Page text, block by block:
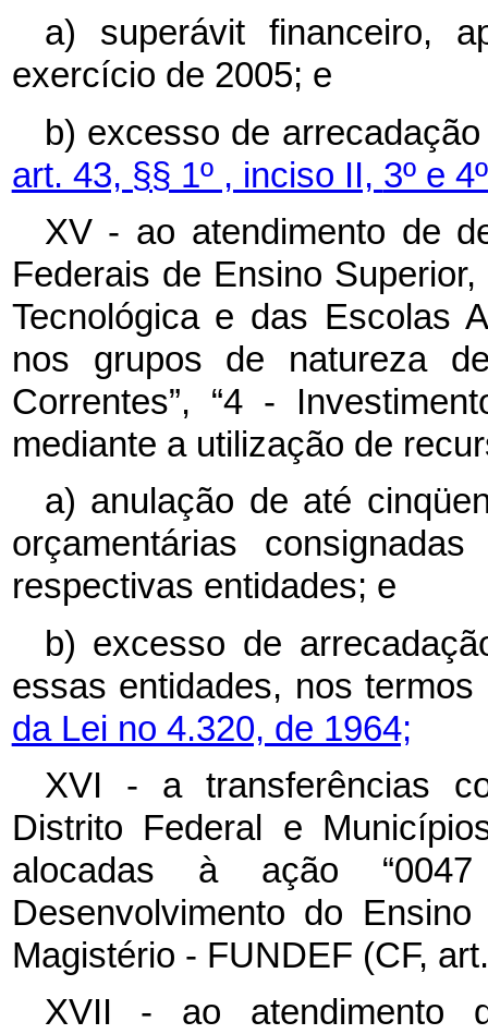
a) superávit financeiro,
exercício de 2005; e
b) excesso de
art. 43, §§ 1º , inciso II, 3º e
XV - ao atendimento de
Federais de Ensino
Tecnológica e das Escolas
nos grupos de natureza
Correntes”, “4 -
mediante a utilização de
a) anulação de até
orçamentárias
respectivas entidades; e
b) excesso de
essas entidades, nos
da Lei no 4.320, de 1964;
XVI - a transferências
Distrito Federal e
alocadas à ação
Desenvolvimento do
Magistério - FUNDEF (CF,
XVII - ao atendimento